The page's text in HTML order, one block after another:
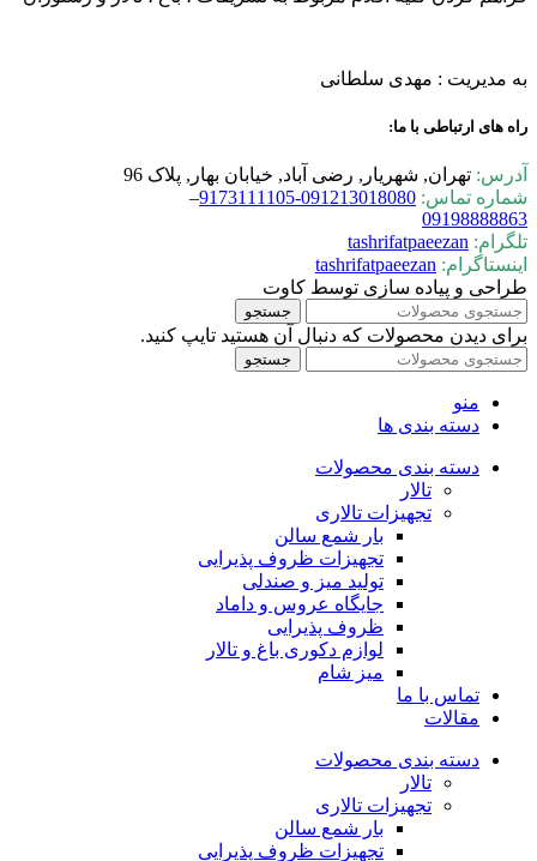
به مدیریت : مهدی سلطانی
راه های ارتباطی با ما:
آدرس: تهران, شهریار, رضی آباد, خیابان بهار, پلاک 96
شماره تماس:
091213018080-9173111105
–
09198888863
تلگرام: tashrifatpaeezan
اینستاگرام: tashrifatpaeezan
طراحی و پیاده سازی توسط کاوت
جستجو
برای دیدن محصولات که دنبال آن هستید تایپ کنید.
جستجو
منو
دسته بندی ها
دسته بندی محصولات
تالار
تجهیزات تالاری
بار شمع سالن
تجهیزات ظروف پذیرایی
تولید میز و صندلی
جایگاه عروس و داماد
ظروف پذیرایی
لوازم دکوری باغ و تالار
میز شام
تماس با ما
مقالات
دسته بندی محصولات
تالار
تجهیزات تالاری
بار شمع سالن
تجهیزات ظروف پذیرایی